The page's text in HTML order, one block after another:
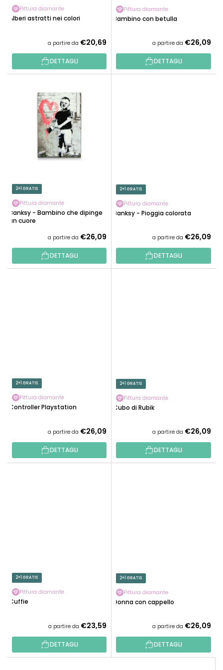
D
O
R
O
T
I
Pittura diamante
Alberi astratti nei colori
a partire da €20,69
DETTAGLI
Pittura diamante
Bambino con betulla
a partire da €26,09
DETTAGLI
2+1 GRATIS
Pittura diamante
Banksy - Bambino che dipinge
un cuore
a partire da €26,09
DETTAGLI
2+1 GRATIS
Pittura diamante
Banksy - Pioggia colorata
a partire da €26,09
DETTAGLI
2+1 GRATIS
Pittura diamante
Controller Playstation
a partire da €26,09
DETTAGLI
2+1 GRATIS
Pittura diamante
Cubo di Rubik
a partire da €26,09
DETTAGLI
2+1 GRATIS
Pittura diamante
Cuffie
a partire da €23,59
DETTAGLI
2+1 GRATIS
Pittura diamante
Donna con cappello
a partire da €26,09
DETTAGLI